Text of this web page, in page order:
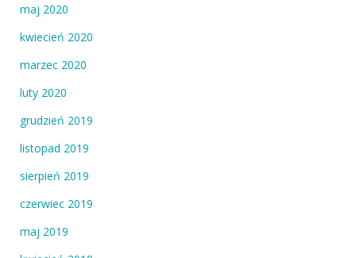
maj 2020
kwiecień 2020
marzec 2020
luty 2020
grudzień 2019
listopad 2019
sierpień 2019
czerwiec 2019
maj 2019